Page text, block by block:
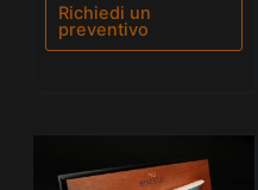
Richiedi un
preventivo